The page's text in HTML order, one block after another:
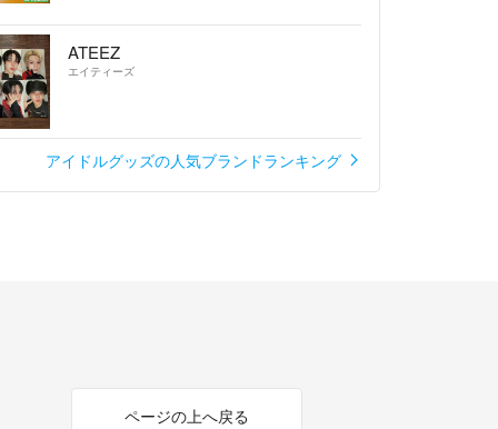
ATEEZ
エイティーズ
アイドルグッズの人気ブランドランキング
ページの上へ戻る